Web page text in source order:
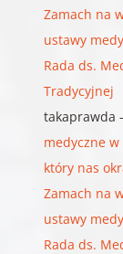
Zamach na
ustawy
Rada ds.
Tradycyjnej
takaprawda -
medyczne
który nas
Zamach na
ustawy
Rada ds.